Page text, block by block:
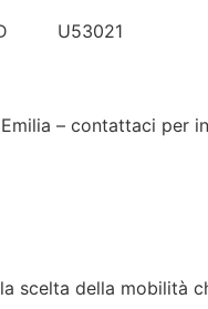
U53021
– contattaci per
scelta della mobilità